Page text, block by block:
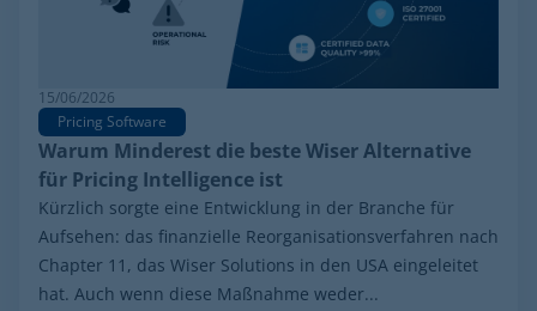
15/06/2026
Pricing Software
Warum Minderest die beste Wiser Alternative
für Pricing Intelligence ist
Kürzlich sorgte eine Entwicklung in der Branche für
Aufsehen: das finanzielle Reorganisationsverfahren nach
Chapter 11, das Wiser Solutions in den USA eingeleitet
hat. Auch wenn diese Maßnahme weder...